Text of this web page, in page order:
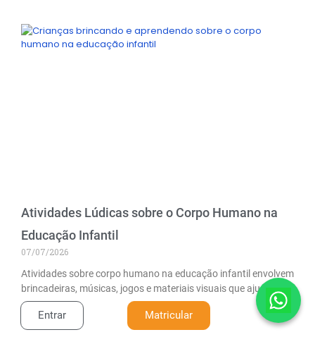
Atividades Lúdicas sobre o Corpo Humano na
Educação Infantil
07/07/2026
Atividades sobre corpo humano na educação infantil envolvem
brincadeiras, músicas, jogos e materiais visuais que ajudam
crianças a reconhecer partes
Leia mais »
Entrar Matricular